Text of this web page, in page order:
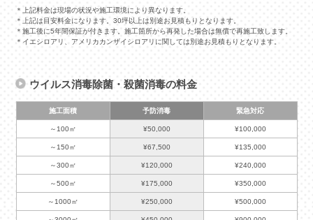
＊上記料金は現場の状況や施工環境により異なります。
＊上記は目安料金になります。30坪以上は別途お見積もりとなります。
＊施工後に5年間保証が付きます。施工箇所から再発した場合は無償で再施工致します。
＊イエシロアリ、アメリカカンザイシロアリに関しては別途お見積もりとなります。
ウイルス消毒除菌・殺菌消毒の料金
施工面積 予防消毒 緊急対応
～100㎡ ¥50,000 ¥100,000
～150㎡ ¥67,500 ¥135,000
～300㎡ ¥120,000 ¥240,000
～500㎡ ¥175,000 ¥350,000
～1000㎡ ¥250,000 ¥500,000